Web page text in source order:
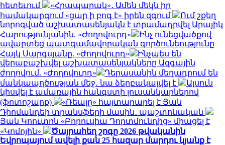
հետեւում
«Հրապարակ»․ Ամեն մեկն իր
համակարգում «ցար ի բոգ է» իրեն զգում
Ում շքեղ
նորոգված աշխատասենյակն է տրամադրվել Արայիկ
Հարությունյանին. «Ժողովուրդ»
Ինչ ունեցվածքով
ավարտեց պատգամավորական գործունեությունը
Հայկ Սարգսյանը. «Ժողովուրդ»
Ինչպես են
վերաբաշխվել աշխատասենյակները Ազգային
ժողովում. «Ժողովուրդ»
Դերասանին մեղադրում են
մանկապղծության մեջ․ նա ձերբակալվել է
Ալսուն
կիսվել է ամառային հանգստի լուսանկարներով
(ֆոտոշարք)
«Ռեալը» հայտարարել է Յան
Դիոմանդեի տրանսֆերի մասին․ պաշտոնական
Յան Կոուտոն «Բորուսիա Դորտմունդից» միացել է
«Կոմոյին»
Ծայրահեղ շոգը 2026 թվականին
Եվրոպայում ավելի քան 25 հազար մարդու կյանք է